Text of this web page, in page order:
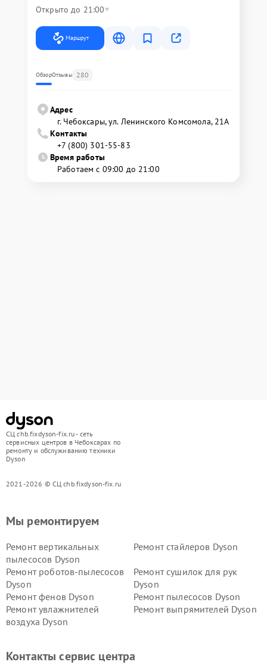
Открыто до 21:00
Маршрут
ОбзорОтзывы 280
Адрес
г. Чебоксары, ул. Ленинского Комсомола, 21А
Контакты
+7 (800) 301-55-83
Время работы
Работаем с 09:00 до 21:00
СЦ chb.fixdyson-fix.ru - сеть
сервисных центров в Чебоксарах по
ремонту и обслуживанию техники
Dyson
2021-2026 © СЦ chb.fixdyson-fix.ru
Мы ремонтируем
Ремонт вертикальных
пылесосов Dyson
Ремонт стайлеров Dyson
Ремонт роботов-пылесосов
Dyson
Ремонт сушилок для рук
Dyson
Ремонт фенов Dyson
Ремонт пылесосов Dyson
Ремонт увлажнителей
воздуха Dyson
Ремонт выпрямителей Dyson
Контакты сервис центра